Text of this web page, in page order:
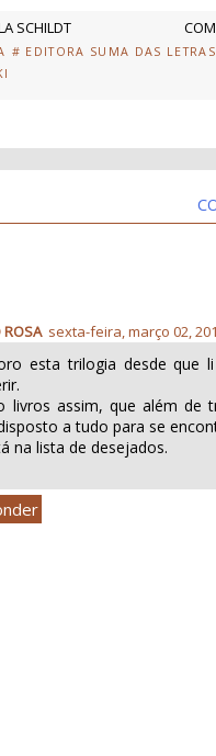
SCHILDT
# EDITORA SUMA DAS LETRAS
ROSA sexta-feira, março 02,
esta trilogia desde que
livros assim, que além de
a tudo para se
na lista de desejados.